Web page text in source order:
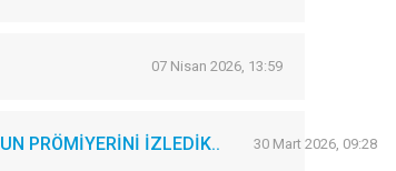
07 Nisan 2026, 13:59
PRÖMİYERİNİ İZLEDİK.. 30 Mart 2026, 09:28